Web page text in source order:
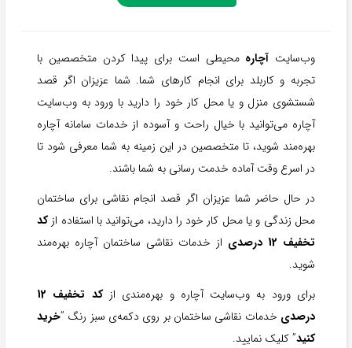
وب‌سایت آچارهمحیطی است برای پیدا کردن متخصصین با
تجربه و کاربلد برای انجام کارهای شما. شما عزیزان اگر قصد
شستشوی منزل و یا محل کار خود را دارید با ورود به وب‌سایت
آچاره می‌توانید با خیال راحت و آسوده از خدمات سامانه آچاره
بهره‌مند شوید، تا متخصصین در این زمینه به شما معرفی شود تا
در اسرع وقت آماده خدمت رسانی به شما باشند.
در حال حاضر شما عزیزان اگر قصد انجام نقاشی برای ساختمان
محل زندگی و یا محل کار خود را دارید، می‌توانید با استفاده ازکد
تخفیف 12 درصدی
از خدمات نقاشی ساختمان آچاره بهره‌مند
شوید.
برای ورود به وب‌سایت آچاره و بهره‌مندی از
کد تخفیف 12
درصدی خدمات نقاشی ساختمان بر روی دکمه‌ی سبز رنگ ”خرید
کنید” کلیک نمایید.